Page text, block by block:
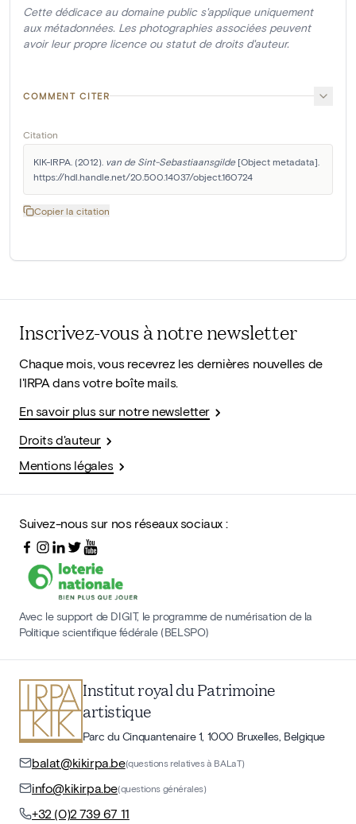
Cette dédicace au domaine public s'applique uniquement
aux métadonnées. Les photographies associées peuvent
avoir leur propre licence ou statut de droits d'auteur.
COMMENT CITER
Citation
KIK-IRPA. (2012). van de Sint-Sebastiaansgilde [Object metadata].
https://hdl.handle.net/20.500.14037/object.160724
Copier la citation
Inscrivez-vous à notre newsletter
Chaque mois, vous recevrez les dernières nouvelles de
l'IRPA dans votre boîte mails.
En savoir plus sur notre newsletter
Droits d'auteur
Mentions légales
Suivez-nous sur nos réseaux sociaux :
Avec le support de DIGIT, le programme de numérisation de la
Politique scientifique fédérale (BELSPO)
Institut royal du Patrimoine
artistique
Parc du Cinquantenaire 1, 1000 Bruxelles, Belgique
balat@kikirpa.be(questions relatives à BALaT)
info@kikirpa.be(questions générales)
+32 (0)2 739 67 11